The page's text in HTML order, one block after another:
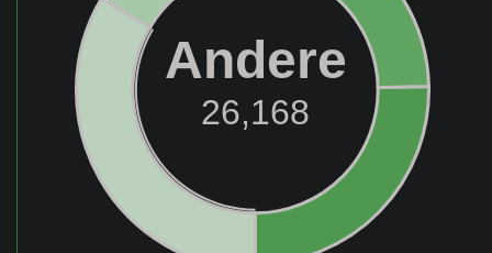
Andere
26,168